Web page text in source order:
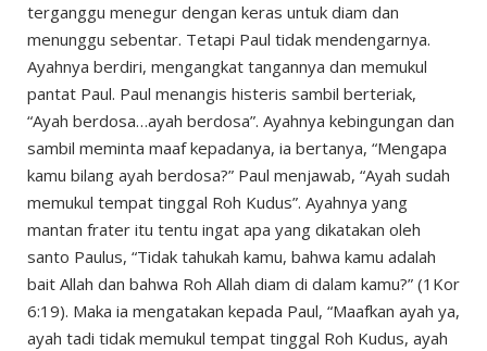
terganggu menegur dengan keras untuk diam dan
menunggu sebentar. Tetapi Paul tidak mendengarnya.
Ayahnya berdiri, mengangkat tangannya dan memukul
pantat Paul. Paul menangis histeris sambil berteriak,
“Ayah berdosa…ayah berdosa”. Ayahnya kebingungan dan
sambil meminta maaf kepadanya, ia bertanya, “Mengapa
kamu bilang ayah berdosa?” Paul menjawab, “Ayah sudah
memukul tempat tinggal Roh Kudus”. Ayahnya yang
mantan frater itu tentu ingat apa yang dikatakan oleh
santo Paulus, “Tidak tahukah kamu, bahwa kamu adalah
bait Allah dan bahwa Roh Allah diam di dalam kamu?” (1Kor
6:19). Maka ia mengatakan kepada Paul, “Maafkan ayah ya,
ayah tadi tidak memukul tempat tinggal Roh Kudus, ayah